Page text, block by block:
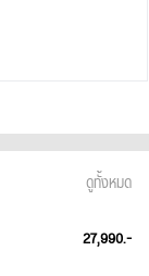
ดูทั้งหมด
27,990.-